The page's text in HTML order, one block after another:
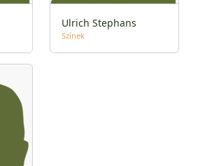
Ulrich Stephans
Színek